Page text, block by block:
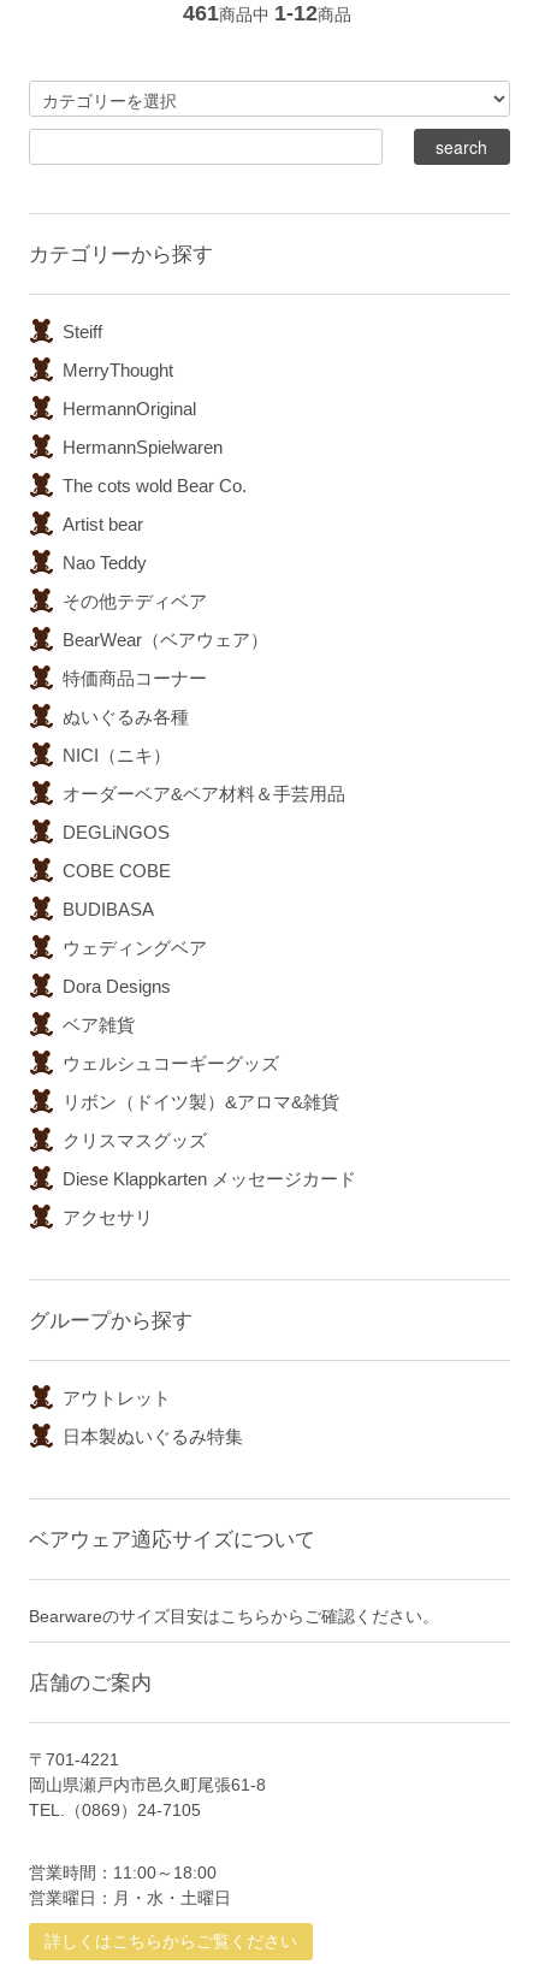
461商品中 1-12商品
カテゴリーから探す
Steiff
MerryThought
HermannOriginal
HermannSpielwaren
The cots wold Bear Co.
Artist bear
Nao Teddy
その他テディベア
BearWear（ベアウェア）
特価商品コーナー
ぬいぐるみ各種
NICI（ニキ）
オーダーベア&ベア材料＆手芸用品
DEGLiNGOS
COBE COBE
BUDIBASA
ウェディングベア
Dora Designs
ベア雑貨
ウェルシュコーギーグッズ
リボン（ドイツ製）&アロマ&雑貨
クリスマスグッズ
Diese Klappkarten メッセージカード
アクセサリ
グループから探す
アウトレット
日本製ぬいぐるみ特集
ベアウェア適応サイズについて
Bearwareのサイズ目安はこちらからご確認ください。
店舗のご案内
〒701-4221
岡山県瀬戸内市邑久町尾張61-8
TEL.（0869）24-7105
営業時間：11:00～18:00
営業曜日：月・水・土曜日
詳しくはこちらからご覧ください